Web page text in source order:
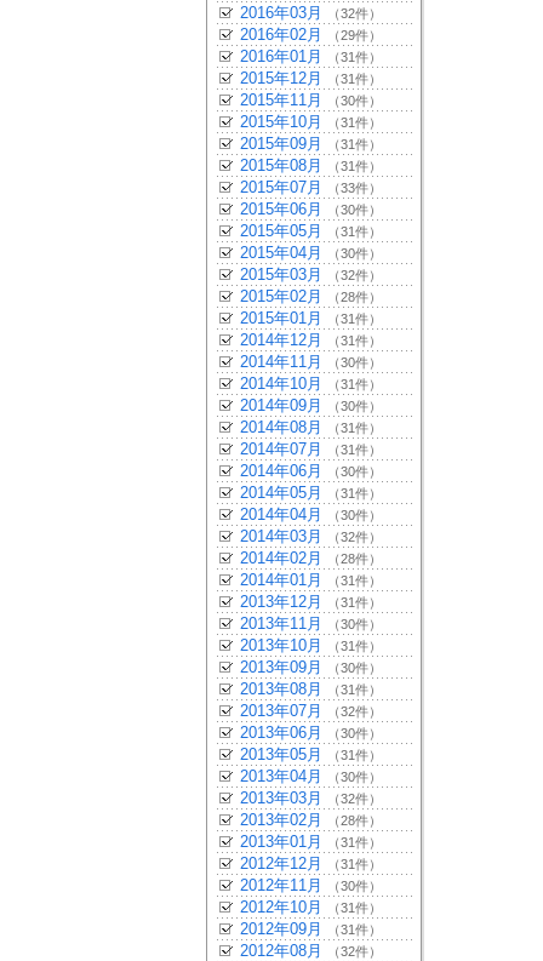
2016年03月 （32件）
2016年02月 （29件）
2016年01月 （31件）
2015年12月 （31件）
2015年11月 （30件）
2015年10月 （31件）
2015年09月 （31件）
2015年08月 （31件）
2015年07月 （33件）
2015年06月 （30件）
2015年05月 （31件）
2015年04月 （30件）
2015年03月 （32件）
2015年02月 （28件）
2015年01月 （31件）
2014年12月 （31件）
2014年11月 （30件）
2014年10月 （31件）
2014年09月 （30件）
2014年08月 （31件）
2014年07月 （31件）
2014年06月 （30件）
2014年05月 （31件）
2014年04月 （30件）
2014年03月 （32件）
2014年02月 （28件）
2014年01月 （31件）
2013年12月 （31件）
2013年11月 （30件）
2013年10月 （31件）
2013年09月 （30件）
2013年08月 （31件）
2013年07月 （32件）
2013年06月 （30件）
2013年05月 （31件）
2013年04月 （30件）
2013年03月 （32件）
2013年02月 （28件）
2013年01月 （31件）
2012年12月 （31件）
2012年11月 （30件）
2012年10月 （31件）
2012年09月 （31件）
2012年08月 （32件）